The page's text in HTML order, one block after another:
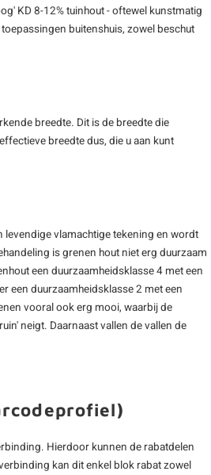
KD 8-12% tuinhout - oftewel kunstmatig
buitenshuis, zowel beschut
breedte. Dit is de breedte die
breedte dus, die u aan kunt
levendige vlamachtige tekening en wordt
is grenen hout niet erg duurzaam
een duurzaamheidsklasse 4 met een
een duurzaamheidsklasse 2 met een
vooral ook erg mooi, waarbij de
neigt. Daarnaast vallen de vallen de
Hierdoor kunnen de rabatdelen
kan dit enkel blok rabat zowel